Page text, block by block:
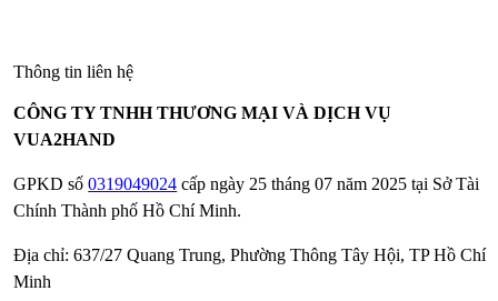
Thông tin liên hệ
CÔNG TY TNHH THƯƠNG MẠI VÀ DỊCH VỤ
VUA2HAND
GPKD số0319049024 cấp ngày 25 tháng 07 năm 2025 tại Sở Tài
Chính Thành phố Hồ Chí Minh.
Địa chỉ: 637/27 Quang Trung, Phường Thông Tây Hội, TP Hồ Chí
Minh